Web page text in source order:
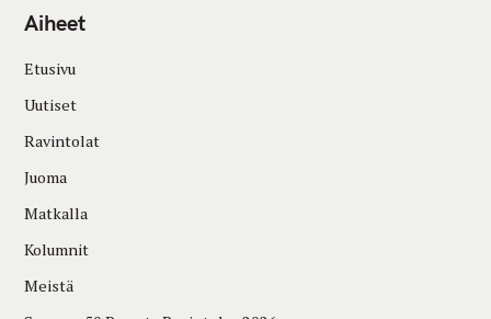
Aiheet
Etusivu
Uutiset
Ravintolat
Juoma
Matkalla
Kolumnit
Meistä